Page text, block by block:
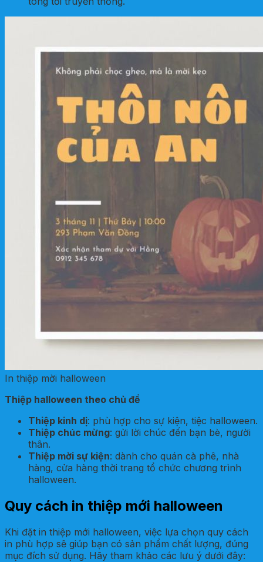
In thiệp mời halloween
Thiệp halloween theo chủ đề
Thiệp kinh dị: phù hợp cho sự kiện, tiệc halloween.
Thiệp chúc mừng: gửi lời chúc đến bạn bè, người
thân.
Thiệp mời sự kiện: dành cho quán cà phê, nhà
hàng, cửa hàng thời trang tổ chức chương trình
halloween.
Quy cách in thiệp mới halloween
Khi đặt in thiệp mới halloween, việc lựa chọn quy cách
in phù hợp sẽ giúp bạn có sản phẩm chất lượng, đúng
mục đích sử dụng. Hãy tham khảo các lưu ý dưới đây: